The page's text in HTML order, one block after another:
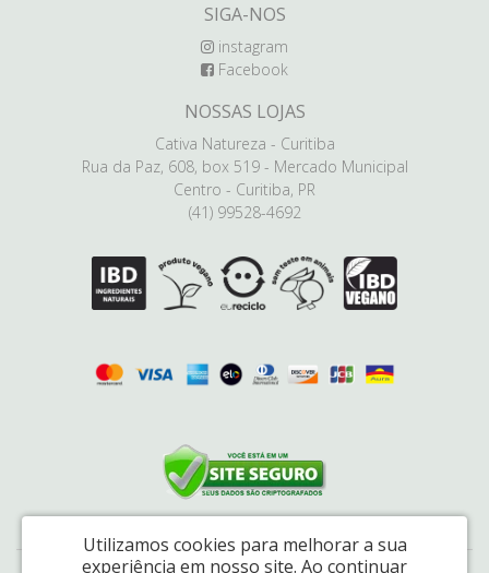
SIGA-NOS
instagram
Facebook
NOSSAS LOJAS
Cativa Natureza - Curitiba
Rua da Paz, 608, box 519 - Mercado Municipal
Centro - Curitiba, PR
(41) 99528-4692
Utilizamos cookies para melhorar a sua
experiência em nosso site. Ao continuar